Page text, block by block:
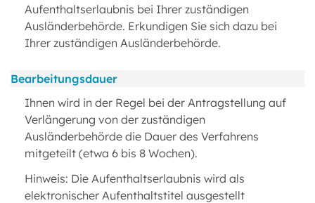
Aufenthaltserlaubnis bei Ihrer zuständigen
Ausländerbehörde. Erkundigen Sie sich dazu bei
Ihrer zuständigen Ausländerbehörde.
Bearbeitungsdauer
Ihnen wird in der Regel bei der Antragstellung auf
Verlängerung von der zuständigen
Ausländerbehörde die Dauer des Verfahrens
mitgeteilt (etwa 6 bis 8 Wochen).
Hinweis: Die Aufenthaltserlaubnis wird als
elektronischer Aufenthaltstitel ausgestellt